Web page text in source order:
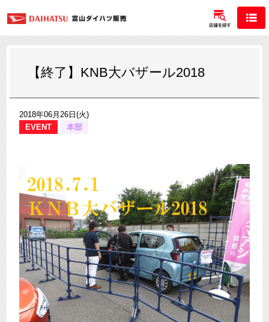
【終了】KNB大バザール2018
2018年06月26日(火)
EVENT
本部